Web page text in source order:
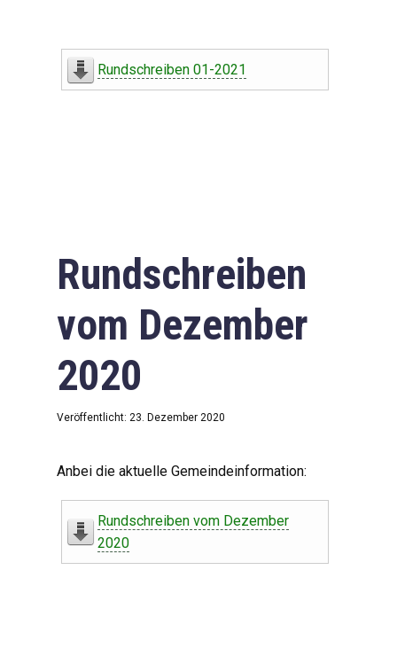
Rundschreiben 01-2021
Rundschreiben
vom Dezember
2020
Veröffentlicht: 23. Dezember 2020
Anbei die aktuelle Gemeindeinformation:
Rundschreiben vom Dezember
2020